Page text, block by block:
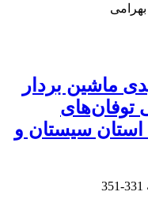
ماشین بردار
توفان‌های
استان سیستان و
331-351